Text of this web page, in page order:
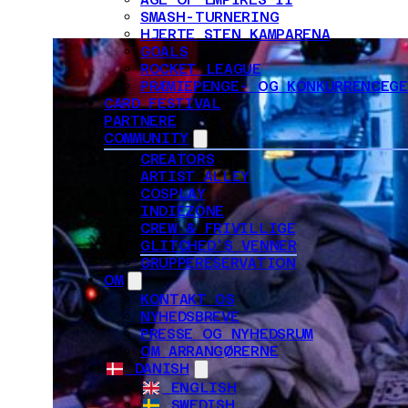
SMASH-TURNERING
HJERTE STEN KAMPARENA
GOALS
ROCKET LEAGUE
PRÆMIEPENGE- OG
CARD FESTIVAL
PARTNERE
COMMUNITY
CREATORS
ARTIST ALLEY
COSPLAY
INDIEZONE
CREW & FRIVILLIGE
GLITCHED'S VENNER
GRUPPERESERVATION
OM
KONTAKT OS
NYHEDSBREVE
PRESSE OG NYHEDSRUM
OM ARRANGØRERNE
DANISH
ENGLISH
SWEDISH